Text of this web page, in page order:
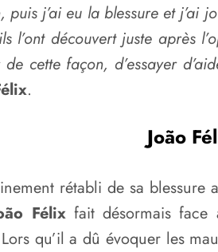
puis j’ai eu la blessure et j’ai
l’ont découvert juste après
cette façon, d’essayer
.
João
rétabli de sa
Félixfait désormais face
qu’il a dû évoquer les